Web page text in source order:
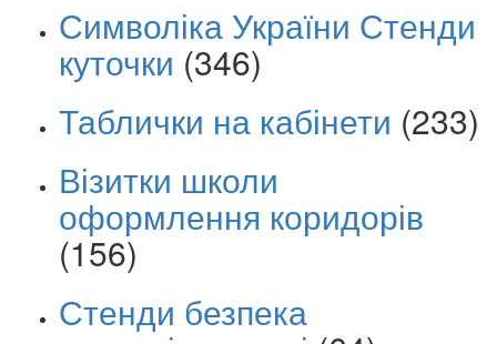
Символіка України Стенди
куточки (346)
Таблички на кабінети (233)
Візитки школи
оформлення коридорів
(156)
Стенди безпека